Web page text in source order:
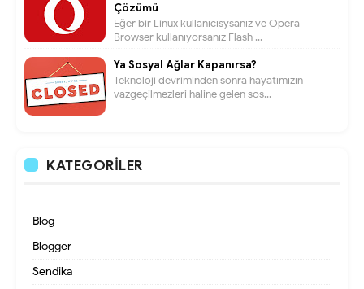
Çözümü
Eğer bir Linux kullanıcısysanız ve Opera
Browser kullanıyorsanız Flash ...
Ya Sosyal Ağlar Kapanırsa?
Teknoloji devriminden sonra hayatımızın
vazgeçilmezleri haline gelen sos...
KATEGORILER
Blog
Blogger
Sendika